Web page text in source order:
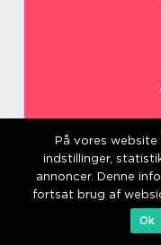
På vores
indstillinger,
annoncer. Denne
fortsat brug af
Ok